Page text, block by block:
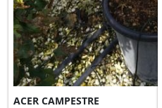
ACER CAMPESTRE